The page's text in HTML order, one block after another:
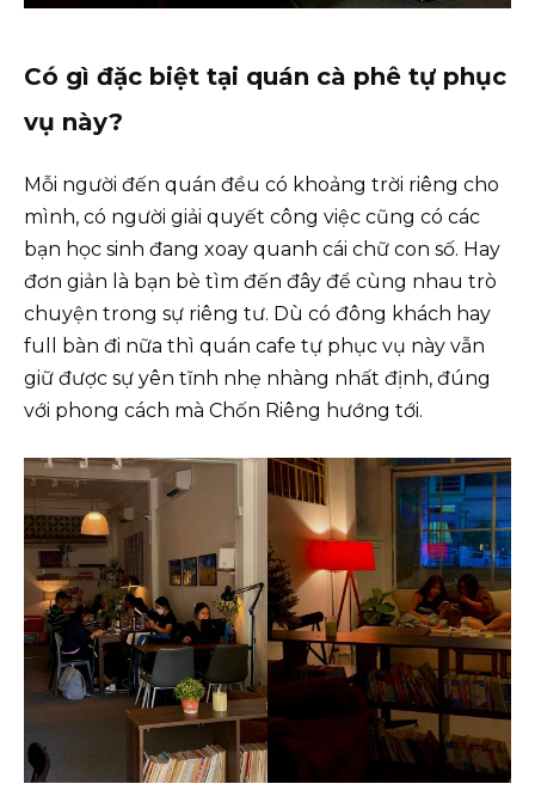
Có gì đặc biệt tại quán cà phê tự phục
vụ này?
Mỗi người đến quán đều có khoảng trời riêng cho
mình, có người giải quyết công việc cũng có các
bạn học sinh đang xoay quanh cái chữ con số. Hay
đơn giản là bạn bè tìm đến đây để cùng nhau trò
chuyện trong sự riêng tư. Dù có đông khách hay
full bàn đi nữa thì quán cafe tự phục vụ này vẫn
giữ được sự yên tĩnh nhẹ nhàng nhất định, đúng
với phong cách mà Chốn Riêng hướng tới.